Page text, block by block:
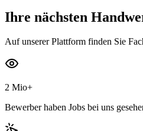
Ihre nächsten
Auf unserer Plattform finden Sie
2 Mio+
Bewerber haben Jobs bei uns